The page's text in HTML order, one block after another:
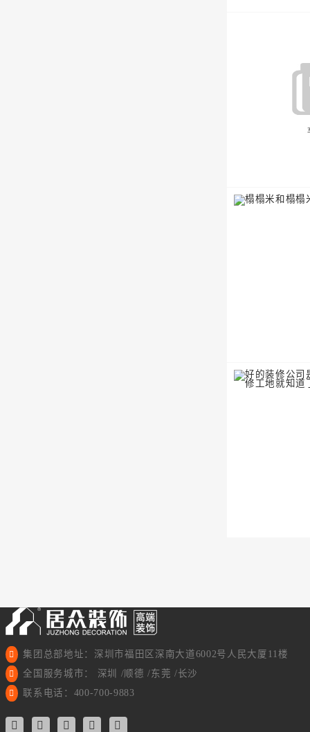
集团总部地址：深圳市福田区深南大道6002号人民大厦11楼
全国服务城市： 深圳 /顺德 /东莞 /长沙
联系电话：400-700-9883